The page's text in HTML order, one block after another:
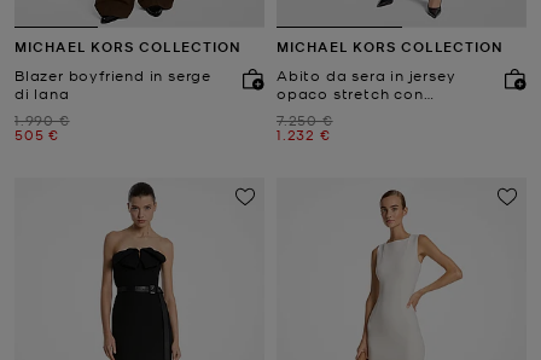
MICHAEL KORS COLLECTION
Blazer boyfriend in serge
di lana
Prezzo iniziale
1.990 €
Prezzo attuale
505 €
MICHAEL KORS COLLECTION
Abito da sera in jersey
opaco stretch con
Prezzo iniziale
7.250 €
Prezzo attuale
1.232 €